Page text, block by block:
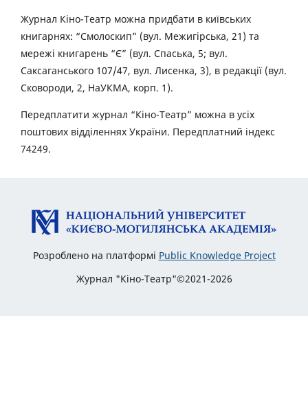
Журнал Кіно-Театр можна придбати в київських
книгарнях: “Смолоскип” (вул. Межигірська, 21) та
мережі книгарень “Є” (вул. Спаська, 5; вул.
Саксаганського 107/47, вул. Лисенка, 3), в редакції (вул.
Сковороди, 2, НаУКМА, корп. 1).
Передплатити журнал “Кіно-Театр” можна в усіх
поштових відділеннях України. Передплатний індекс
74249.
Розроблено на платформі Public Knowledge Project
Журнал "Кіно-Театр"©2021-2026